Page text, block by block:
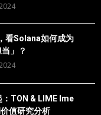
看Solana如何成为
」？
TON & LIME Ime
值研究分析